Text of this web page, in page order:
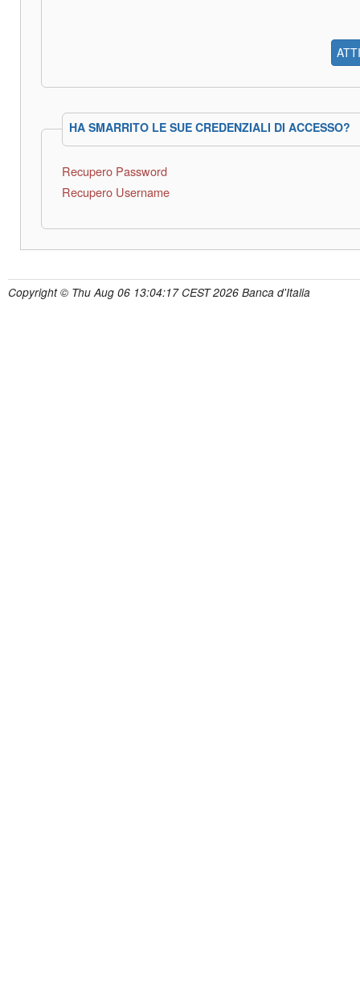
HA SMARRITO LE SUE CREDENZIALI DI ACCESSO?
Recupero Password
Recupero Username
Copyright © Thu Aug 06 13:04:17 CEST 2026 Banca d'Italia